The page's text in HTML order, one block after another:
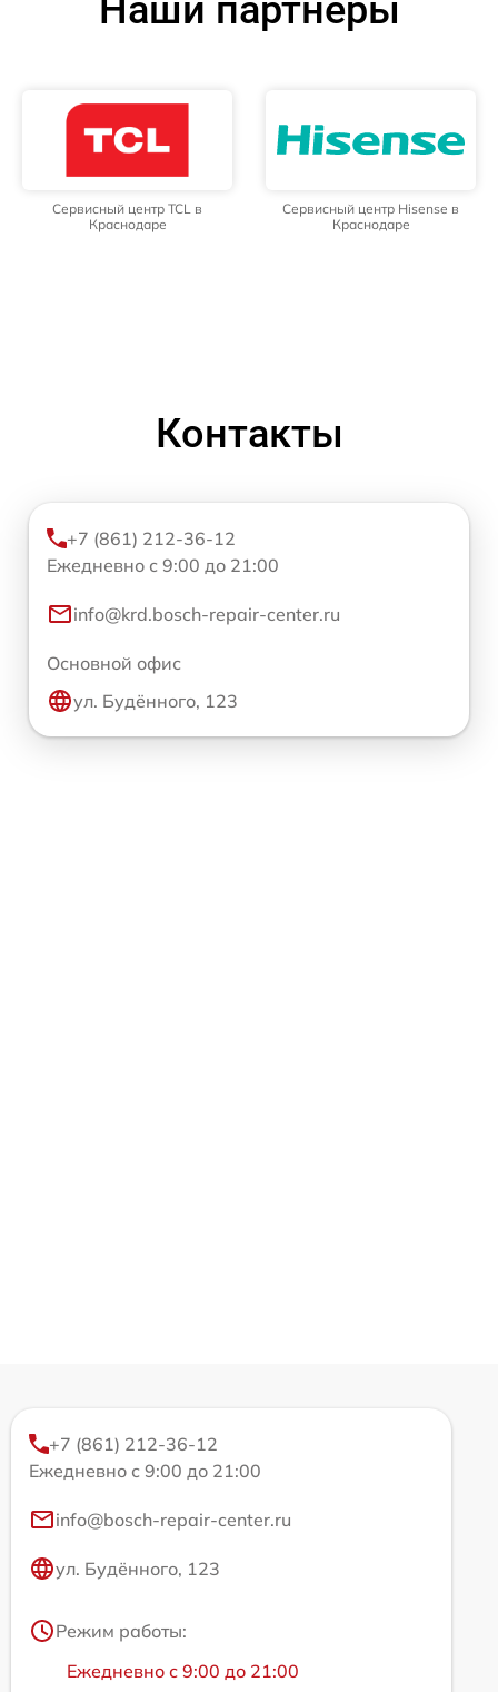
Наши партнёры
Сервисный центр TCL в
Краснодаре
Сервисный центр Hisense в
Краснодаре
Контакты
+7 (861) 212-36-12
Ежедневно с 9:00 до 21:00
info@krd.bosch-repair-center.ru
Основной офис
ул. Будённого, 123
+7 (861) 212-36-12
Ежедневно с 9:00 до 21:00
info@bosch-repair-center.ru
ул. Будённого, 123
Режим работы:
Ежедневно с 9:00 до 21:00